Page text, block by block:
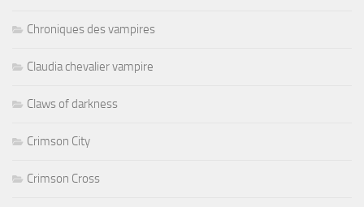
Chroniques des vampires
Claudia chevalier vampire
Claws of darkness
Crimson City
Crimson Cross